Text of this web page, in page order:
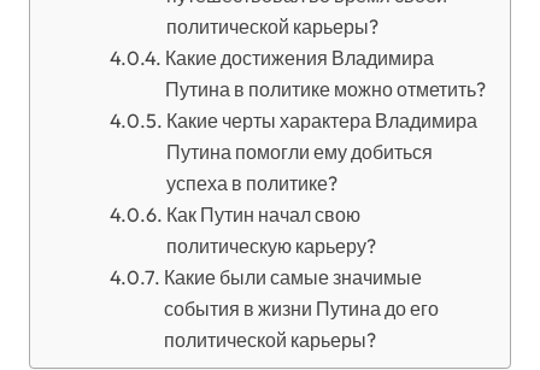
политической карьеры?
Какие достижения Владимира
Путина в политике можно отметить?
Какие черты характера Владимира
Путина помогли ему добиться
успеха в политике?
Как Путин начал свою
политическую карьеру?
Какие были самые значимые
события в жизни Путина до его
политической карьеры?